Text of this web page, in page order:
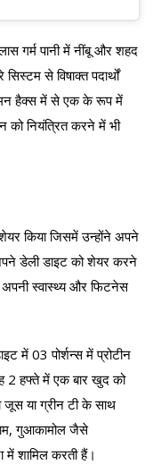
गर्म पानी में नींबू और शहद
से विषाक्त पदार्थों
हैक्स में से एक के रूप में
को नियंत्रित करने में भी
किया जिसमें उन्होंने अपने
डेली डाइट को शेयर करने
अपनी स्वास्थ्य और फिटनेस
में 03 पोर्शन्स में प्रोटीन
2 हफ्ते में एक बार खुद को
जूस या ग्रीन टी के साथ
गुआकामोल जैसे
शामिल करती हैं।